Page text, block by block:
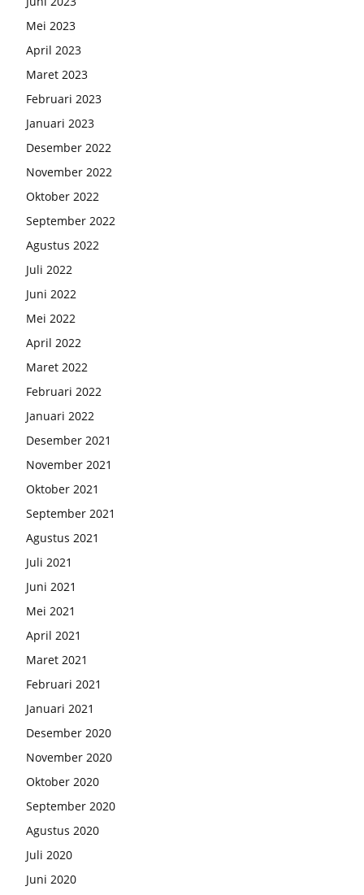
Mei 2023
April 2023
Maret 2023
Februari 2023
Januari 2023
Desember 2022
November 2022
Oktober 2022
September 2022
Agustus 2022
Juli 2022
Juni 2022
Mei 2022
April 2022
Maret 2022
Februari 2022
Januari 2022
Desember 2021
November 2021
Oktober 2021
September 2021
Agustus 2021
Juli 2021
Juni 2021
Mei 2021
April 2021
Maret 2021
Februari 2021
Januari 2021
Desember 2020
November 2020
Oktober 2020
September 2020
Agustus 2020
Juli 2020
Juni 2020